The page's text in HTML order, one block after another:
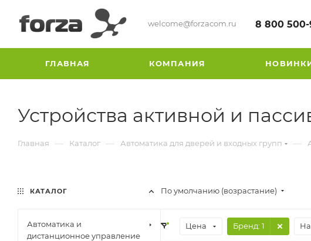
welcome@forzacom.ru 8 800
ГЛАВНАЯ КОМПАНИЯ
Устройства активной и
Главная — Каталог — Автоматика для дверей и входных групп —
По умолчанию (возрастание)
Цена Бренд: 1
КАТАЛОГ
Автоматика и
дистанционное управление